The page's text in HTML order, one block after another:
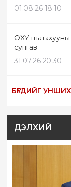
01.08.26 18:10
ОХУ шатахууны
сунгав
31.07.26 20:30
БҮГДИЙГ УНШИХ
ДЭЛХИЙ